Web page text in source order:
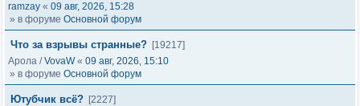
ramzay « 09 авг, 2026, 15:28
» в форуме Основной форум
Что за взрывы странные? [19217]
Арола /VovaW« 09 авг, 2026, 15:10
» в форуме Основной форум
Ютубчик всё? [2227]